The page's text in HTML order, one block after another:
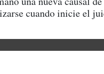
cuando inicie el